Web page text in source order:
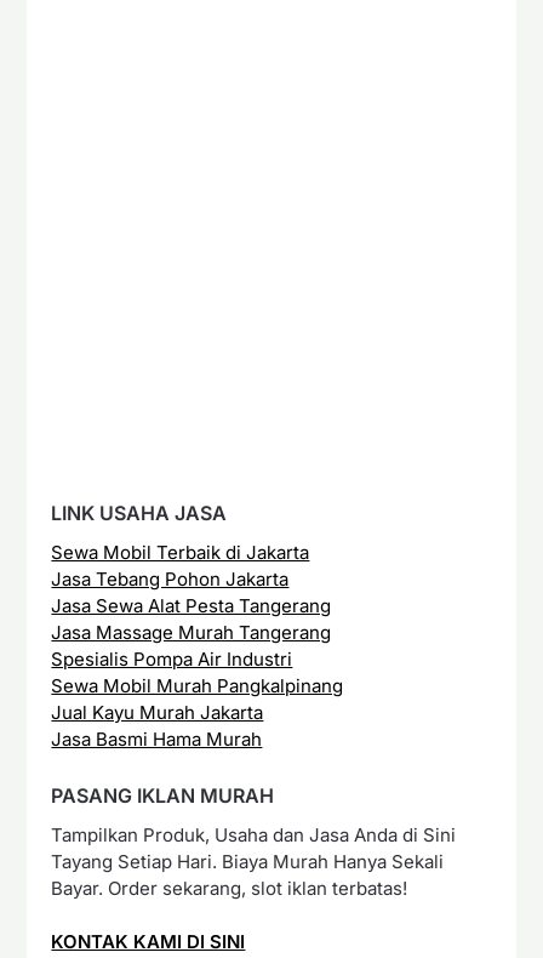
LINK USAHA JASA
Sewa Mobil Terbaik di Jakarta
Jasa Tebang Pohon Jakarta
Jasa Sewa Alat Pesta Tangerang
Jasa Massage Murah Tangerang
Spesialis Pompa Air Industri
Sewa Mobil Murah Pangkalpinang
Jual Kayu Murah Jakarta
Jasa Basmi Hama Murah
PASANG IKLAN MURAH
Tampilkan Produk, Usaha dan Jasa Anda di Sini
Tayang Setiap Hari. Biaya Murah Hanya Sekali
Bayar. Order sekarang, slot iklan terbatas!
KONTAK KAMI DI SINI